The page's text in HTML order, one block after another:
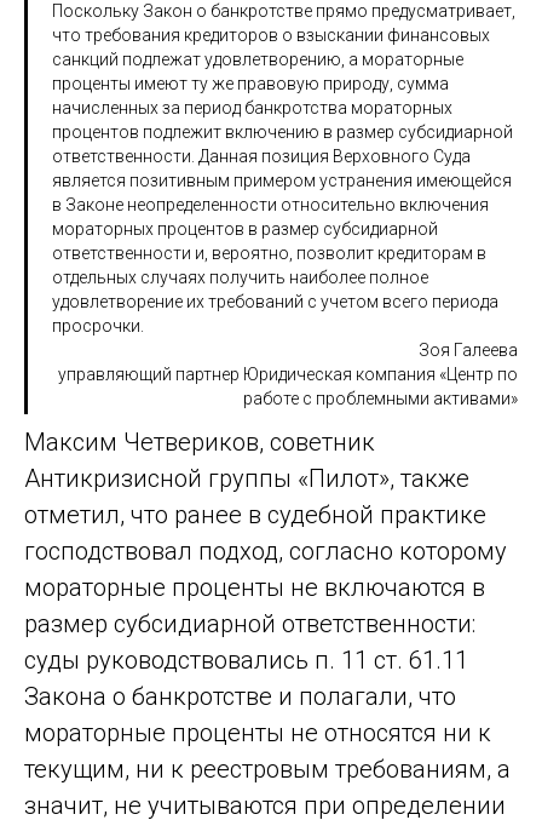
Поскольку Закон о банкротстве прямо предусматривает,
что требования кредиторов о взыскании финансовых
санкций подлежат удовлетворению, а мораторные
проценты имеют ту же правовую природу, сумма
начисленных за период банкротства мораторных
процентов подлежит включению в размер субсидиарной
ответственности. Данная позиция Верховного Суда
является позитивным примером устранения имеющейся
в Законе неопределенности относительно включения
мораторных процентов в размер субсидиарной
ответственности и, вероятно, позволит кредиторам в
отдельных случаях получить наиболее полное
удовлетворение их требований с учетом всего периода
просрочки.
Зоя Галеева
управляющий партнер Юридическая компания «Центр по
работе с проблемными активами»
Максим Четвериков, советник
Антикризисной группы «Пилот», также
отметил, что ранее в судебной практике
господствовал подход, согласно которому
мораторные проценты не включаются в
размер субсидиарной ответственности:
суды руководствовались п. 11 ст. 61.11
Закона о банкротстве и полагали, что
мораторные проценты не относятся ни к
текущим, ни к реестровым требованиям, а
значит, не учитываются при определении